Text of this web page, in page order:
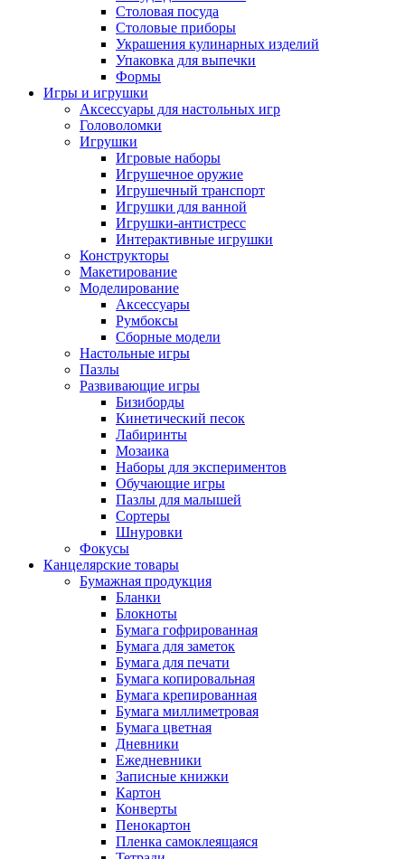
Столовая посуда
Столовые приборы
Украшения кулинарных изделий
Упаковка для выпечки
Формы
Игры и игрушки
Аксессуары для настольных игр
Головоломки
Игрушки
Игровые наборы
Игрушечное оружие
Игрушечный транспорт
Игрушки для ванной
Игрушки-антистресс
Интерактивные игрушки
Конструкторы
Макетирование
Моделирование
Аксессуары
Румбоксы
Сборные модели
Настольные игры
Пазлы
Развивающие игры
Бизиборды
Кинетический песок
Лабиринты
Мозаика
Наборы для экспериментов
Обучающие игры
Пазлы для малышей
Сортеры
Шнуровки
Фокусы
Канцелярские товары
Бумажная продукция
Бланки
Блокноты
Бумага гофрированная
Бумага для заметок
Бумага для печати
Бумага копировальная
Бумага крепированная
Бумага миллиметровая
Бумага цветная
Дневники
Ежедневники
Записные книжки
Картон
Конверты
Пенокартон
Пленка самоклеящаяся